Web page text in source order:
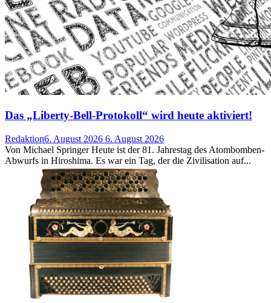
Das „Liberty-Bell-Protokoll“ wird heute aktiviert!
Redaktion6. August 2026 6. August 2026
Von Michael Springer Heute ist der 81. Jahrestag des Atombomben-
Abwurfs in Hiroshima. Es war ein Tag, der die Zivilisation auf...